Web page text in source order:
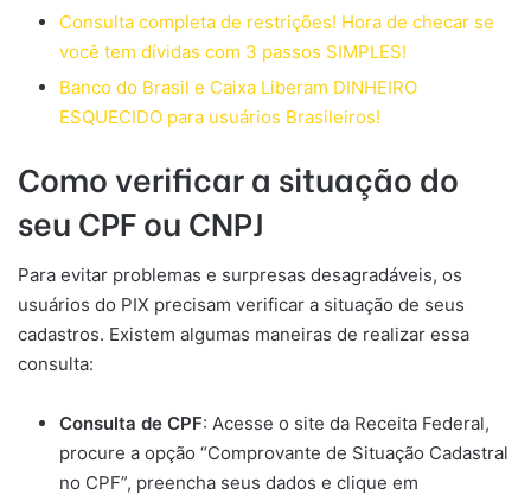
Consulta completa de restrições! Hora de checar se
você tem dívidas com 3 passos SIMPLES!
Banco do Brasil e Caixa Liberam DINHEIRO
ESQUECIDO para usuários Brasileiros!
Como verificar a situação do
seu CPF ou CNPJ
Para evitar problemas e surpresas desagradáveis, os
usuários do PIX precisam verificar a situação de seus
cadastros. Existem algumas maneiras de realizar essa
consulta:
Consulta de CPF: Acesse o site da Receita Federal,
procure a opção “Comprovante de Situação Cadastral
no CPF”, preencha seus dados e clique em